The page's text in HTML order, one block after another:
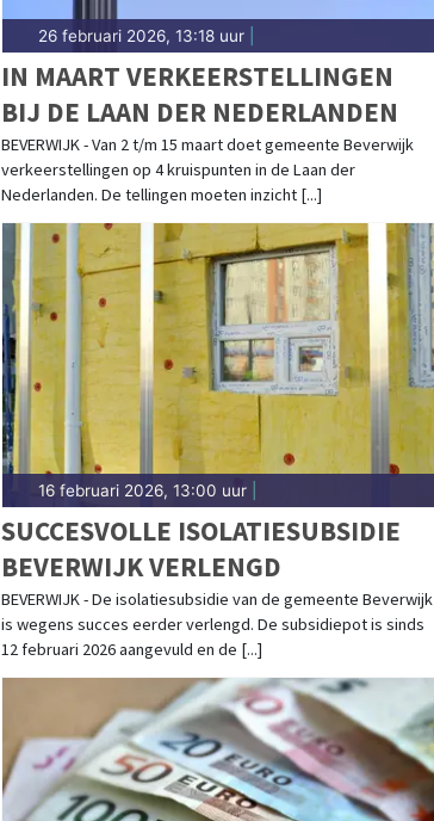
26 februari 2026, 13:18 uur|
IN MAART VERKEERSTELLINGEN
BIJ DE LAAN DER NEDERLANDEN
BEVERWIJK - Van 2 t/m 15 maart doet gemeente Beverwijk
verkeerstellingen op 4 kruispunten in de Laan der
Nederlanden. De tellingen moeten inzicht [...]
16 februari 2026, 13:00 uur|
SUCCESVOLLE ISOLATIESUBSIDIE
BEVERWIJK VERLENGD
BEVERWIJK - De isolatiesubsidie van de gemeente Beverwijk
is wegens succes eerder verlengd. De subsidiepot is sinds
12 februari 2026 aangevuld en de [...]